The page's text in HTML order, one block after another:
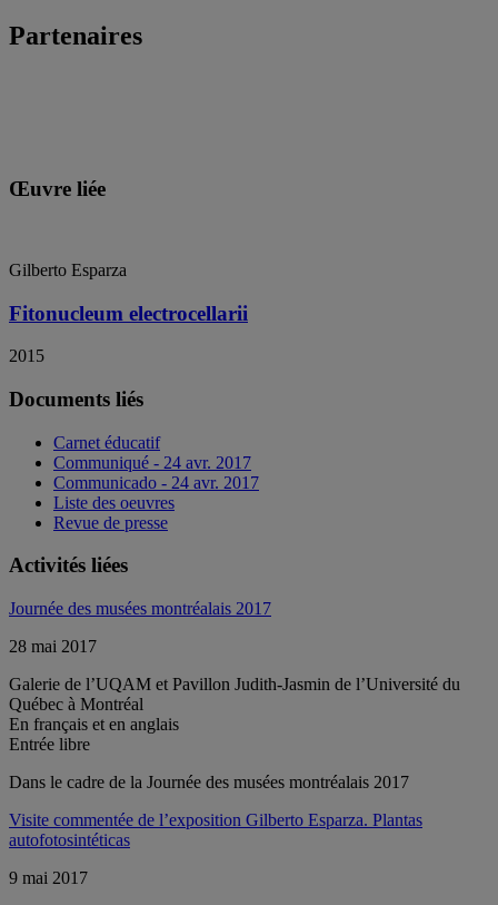
Partenaires
Œuvre liée
Gilberto Esparza
Fitonucleum electrocellarii
2015
Documents liés
Carnet éducatif
Communiqué - 24 avr. 2017
Communicado - 24 avr. 2017
Liste des oeuvres
Revue de presse
Activités liées
Journée des musées montréalais 2017
28 mai 2017
Galerie de l’UQAM et Pavillon Judith-Jasmin de l’Université du
Québec à Montréal
En français et en anglais
Entrée libre
Dans le cadre de la Journée des musées montréalais 2017
Visite commentée de l’exposition Gilberto Esparza. Plantas
autofotosintéticas
9 mai 2017